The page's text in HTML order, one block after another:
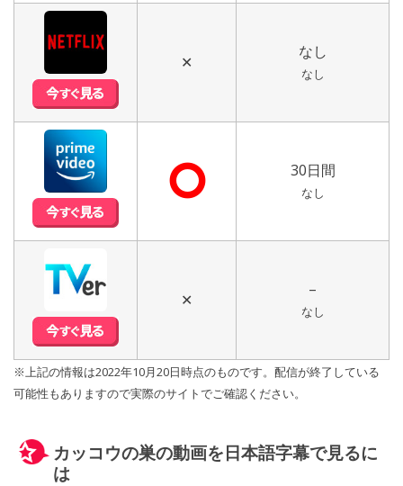
✕
なし
なし
⭘ 30日間
なし
✕
–
なし
※上記の情報は2022年10月20日時点のものです。配信が終了している
可能性もありますので実際のサイトでご確認ください。
カッコウの巣の動画を日本語字幕で見るに
は